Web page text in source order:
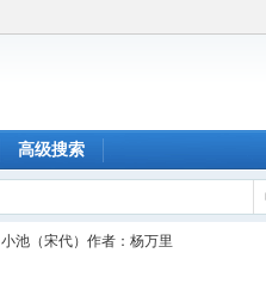
高级搜索
小池（宋代）作者：杨万里